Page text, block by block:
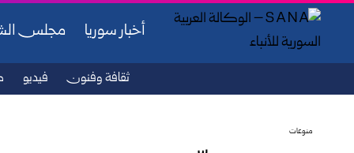
أخبار سوريا مجلس
ثقافة وفنون فيديو
منوعات